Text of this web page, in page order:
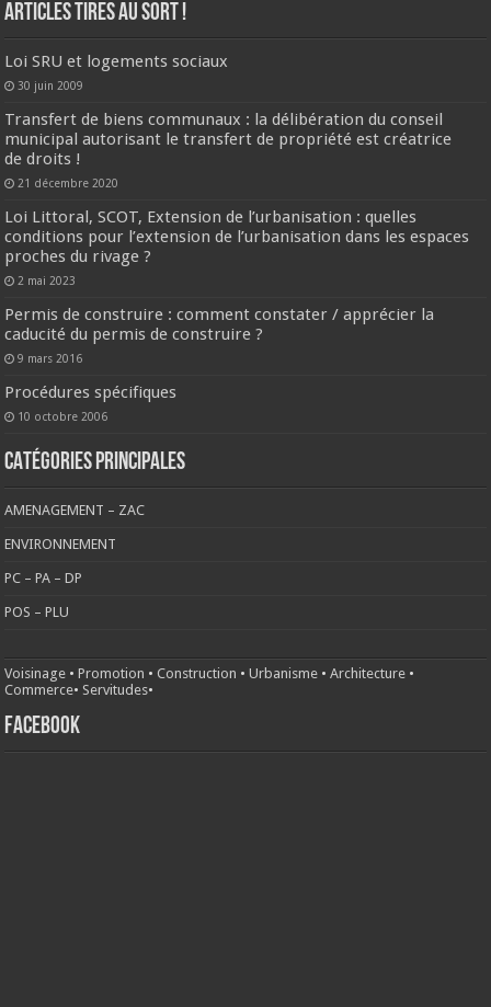
ARTICLES TIRES AU SORT !
Loi SRU et logements sociaux
30 juin 2009
Transfert de biens communaux : la délibération du conseil
municipal autorisant le transfert de propriété est créatrice
de droits !
21 décembre 2020
Loi Littoral, SCOT, Extension de l’urbanisation : quelles
conditions pour l’extension de l’urbanisation dans les espaces
proches du rivage ?
2 mai 2023
Permis de construire : comment constater / apprécier la
caducité du permis de construire ?
9 mars 2016
Procédures spécifiques
10 octobre 2006
CATÉGORIES PRINCIPALES
AMENAGEMENT – ZAC
ENVIRONNEMENT
PC – PA – DP
POS – PLU
Voisinage •Promotion •Construction •Urbanisme •Architecture •
Commerce• Servitudes•
FACEBOOK